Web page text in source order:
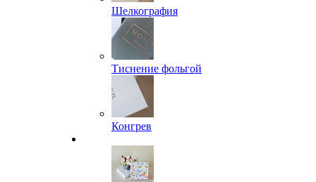
Шелкография
Тиснение фольгой
Конгрев